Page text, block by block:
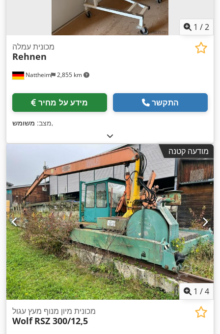
1 /2
Nattheim 2,855 km
מכונית עמלה
Rehnen
מידע על מחיר התקשר
מצב: משומש ,
מודעה קטנה
1 /4
מכונית מיון מנוף מעץ עגול
Wolf RSZ 300/12,5